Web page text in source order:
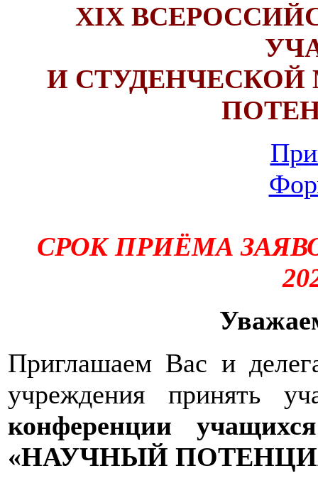
XIX
И
СРОК ПРИЁМА
Приглашаем Вас и
учреждения принять
конференции
«НАУЧНЫЙ